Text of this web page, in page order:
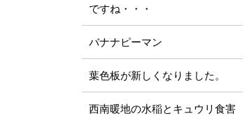
ですね・・・
バナナピーマン
葉色板が新しくなりました。
西南暖地の水稲とキュウリ食害